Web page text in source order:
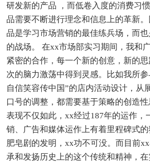
研发新的产品 ，而低卷入度的消费习
品需要不断进行理念和信息上的革新
品是学习市场营销的最佳练兵场，而
的战场。 在xx市场部实习期间，我和
紧密的合作，每一个新的创意，新的
次的脑力激荡中得到灵感。比如我所
自信笑容传中国”的店内活动设计，从
口号的调整，都需要基于策略的创造
表现不仅如此，xx经过187年的运作，
销、广告和媒体运作上有着里程碑式
肥皂剧的发明，xx功不可没。而目前
承和发扬历史上的这个传统和精神，